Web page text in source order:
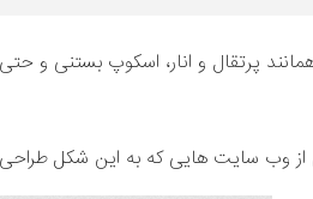
همانند پرتقال و انار، اسکوپ بستنی و
وب سایت هایی که به این شکل